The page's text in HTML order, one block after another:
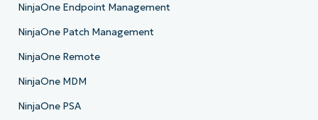
NinjaOne Endpoint Management
NinjaOne Patch Management
NinjaOne Remote
NinjaOne MDM
NinjaOne PSA